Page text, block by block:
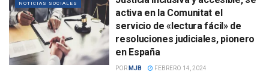
NOTICIAS SOCIALES
activa en la Comunitat el
servicio de «lectura fácil» de
resoluciones judiciales, pionero
en España
POR MJB FEBRERO 14, 2024